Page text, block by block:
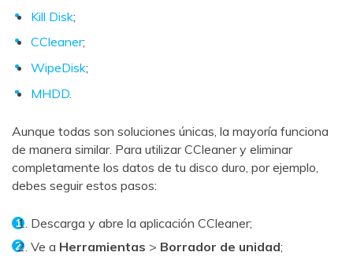
Kill Disk;
CCleaner;
WipeDisk;
MHDD
Aunque todas son soluciones únicas, la mayoría funciona
de manera similar. Para utilizar CCleaner y eliminar
completamente los datos de tu disco duro, por ejemplo,
debes seguir estos pasos:
Descarga y abre la aplicación CCleaner;
Ve a Herramientas > Borrador de unidad;